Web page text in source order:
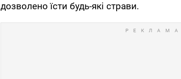
дозволено їсти будь-які страви.